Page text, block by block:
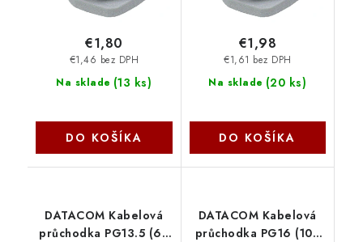
Na sklade (13 ks)
€1,46 bez DPH
€1,80
DO KOŠÍKA
Na sklade (20 ks)
€1,61 bez DPH
€1,98
DO KOŠÍKA
DATACOM Kabelová
průchodka PG13.5 (6 -
DATACOM Kabelová
průchodka PG16 (10 -